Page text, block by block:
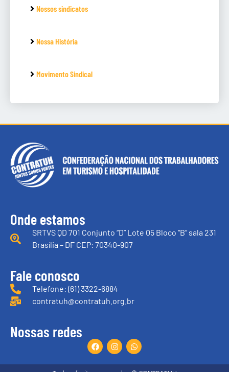
Nossos sindicatos
Nossa História
Movimento Sindical
Onde estamos
SRTVS QD 701 Conjunto “D” Lote 05 Bloco “B” sala 231
Brasília – DF CEP: 70340-907
Fale conosco
Telefone: (61) 3322-6884
contratuh@contratuh.org.br
Nossas redes